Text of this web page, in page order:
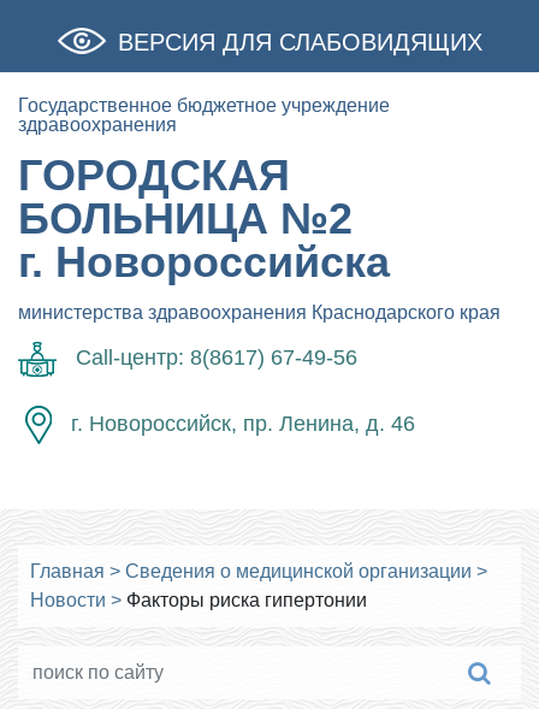
ВЕРСИЯ ДЛЯ СЛАБОВИДЯЩИХ
Государственное бюджетное учреждение
здравоохранения
ГОРОДСКАЯ
БОЛЬНИЦА №2
г. Новороссийска
министерства здравоохранения Краснодарского края
Call-центр: 8(8617) 67-49-56
г. Новороссийск, пр. Ленина, д. 46
Главная > Сведения о медицинской организации >
Новости > Факторы риска гипертонии